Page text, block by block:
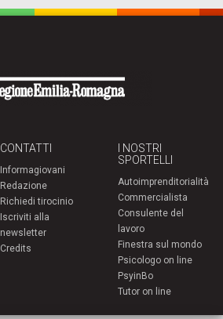
CONTATTI
Informagiovani
Redazione
Richiedi tirocinio
Iscriviti alla
newsletter
Credits
I NOSTRI
SPORTELLI
Autoimprenditorialità
Commercialista
Consulente del
lavoro
Finestra sul mondo
Psicologo on line
PsyinBo
Tutor on line